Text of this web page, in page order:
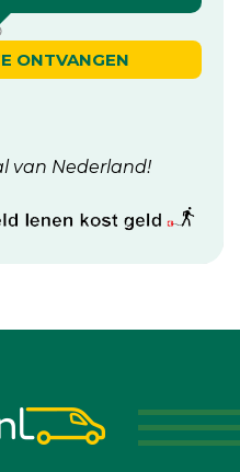
ONTVANGEN
van Nederland!